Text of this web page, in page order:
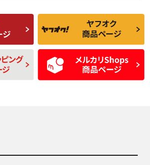
な中古
C
られるが、使用に問
題のない中古品
つ傷が
な中古
D
残り溝も少なく、偏
磨耗がみられ、短期
間使用できるくらい
の中古品